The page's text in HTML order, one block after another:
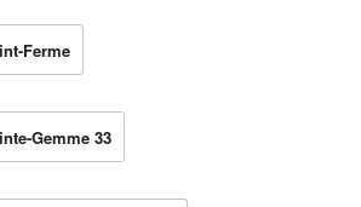
Ferme
Gemme 33